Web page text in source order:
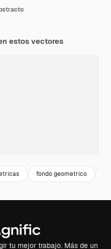
estos vectores
fondo geometrico
tu mejor trabajo. Más de un